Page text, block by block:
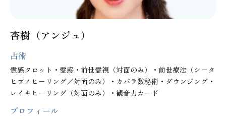
杏樹（アンジュ）
占術
霊感タロット・霊感・前世霊視（対面のみ）・前世療法（シータ
ヒプノヒーリング／対面のみ）・カバラ数秘術・ダウンジング・
レイキヒーリング（対面のみ）・観音力カード
プロフィール